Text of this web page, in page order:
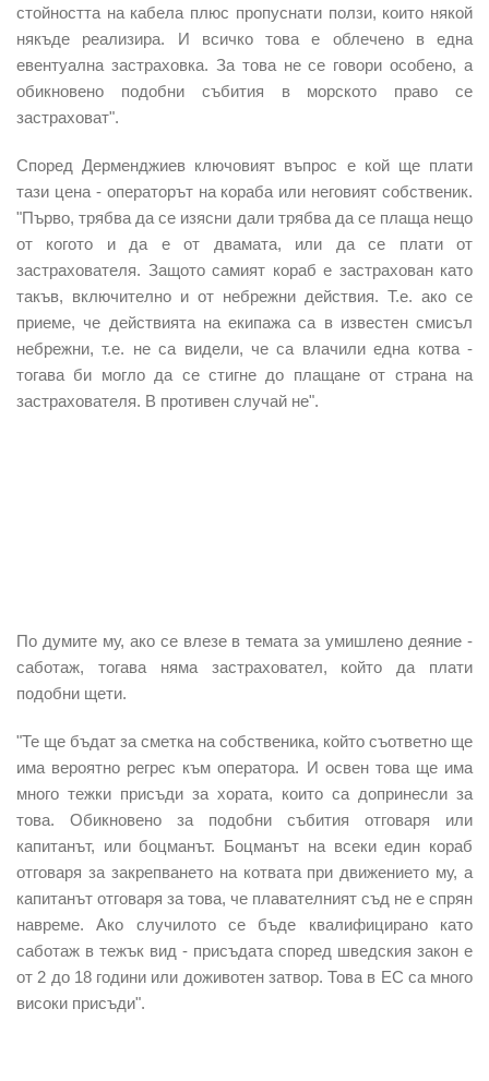
стойността на кабела плюс пропуснати ползи, които някой
някъде реализира. И всичко това е облечено в една
евентуална застраховка. За това не се говори особено, а
обикновено подобни събития в морското право се
застраховат".
Според Дерменджиев ключовият въпрос е кой ще плати
тази цена - операторът на кораба или неговият собственик.
"Първо, трябва да се изясни дали трябва да се плаща нещо
от когото и да е от двамата, или да се плати от
застрахователя. Защото самият кораб е застрахован като
такъв, включително и от небрежни действия. Т.е. ако се
приеме, че действията на екипажа са в известен смисъл
небрежни, т.е. не са видели, че са влачили една котва -
тогава би могло да се стигне до плащане от страна на
застрахователя. В противен случай не".
По думите му, ако се влезе в темата за умишлено деяние -
саботаж, тогава няма застраховател, който да плати
подобни щети.
"Те ще бъдат за сметка на собственика, който съответно ще
има вероятно регрес към оператора. И освен това ще има
много тежки присъди за хората, които са допринесли за
това. Обикновено за подобни събития отговаря или
капитанът, или боцманът. Боцманът на всеки един кораб
отговаря за закрепването на котвата при движението му, а
капитанът отговаря за това, че плавателният съд не е спрян
навреме. Ако случилото се бъде квалифицирано като
саботаж в тежък вид - присъдата според шведския закон е
от 2 до 18 години или доживотен затвор. Това в ЕС са много
високи присъди".